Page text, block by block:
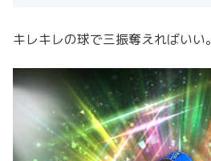
キレキレの球で三振奪えればいい。